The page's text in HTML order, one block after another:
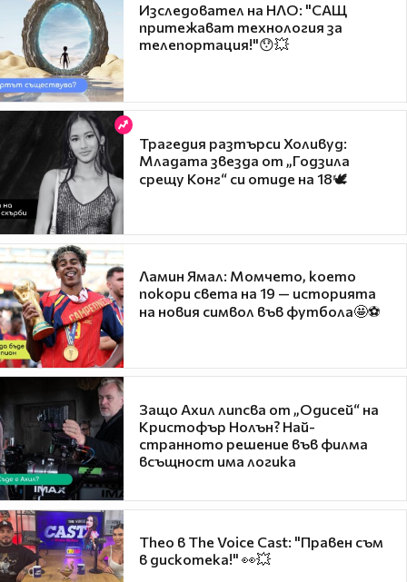
Изследовател на НЛО: "САЩ
притежават технология за
телепортация!"😯💥
Трагедия разтърси Холивуд:
Младата звезда от „Годзила
срещу Конг“ си отиде на 18🕊️
Ламин Ямал: Момчето, което
покори света на 19 — историята
на новия символ във футбола🤩⚽
Защо Ахил липсва от „Одисей“ на
Кристофър Нолън? Най-
странното решение във филма
всъщност има логика
Theo в The Voice Cast: "Правен съм
в дискотека!" 👀💥